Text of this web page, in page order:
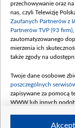
Data
(wpłata
Data
kwiecień
czerwca
4
przechowywanie oraz
nas, czyli Telewizję
Zaufanych Partnerów z
Partnerów TVP (93 firm)
zautomatyzowanego
mierzenia ich
także zgody na
Twoje dane osobowe
poszczególnych
zapisywane za pomocą
WWW lub innych